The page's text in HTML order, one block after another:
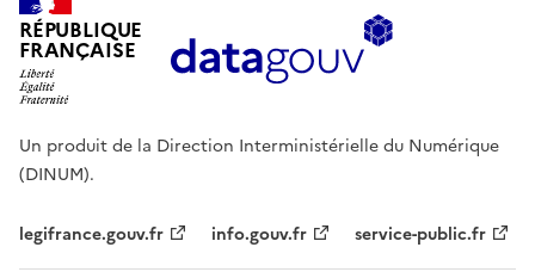
RÉPUBLIQUE
FRANÇAISE
Un produit de la Direction Interministérielle du Numérique
(DINUM).
legifrance.gouv.fr info.gouv.fr service-public.fr